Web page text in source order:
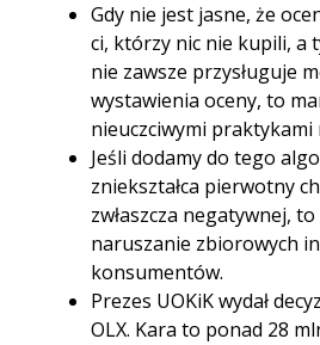
Gdy nie jest jasne, że
ci, którzy nic nie kupili, a
nie zawsze przysługuje
wystawienia oceny, to
nieuczciwymi praktykami
Jeśli dodamy do tego
zniekształca pierwotny
zwłaszcza negatywnej,
naruszanie zbiorowych
konsumentów.
Prezes UOKiK wydał
OLX. Kara to ponad 28